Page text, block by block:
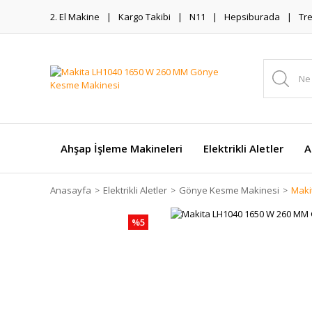
2. El Makine Kargo Takibi N11 Hepsiburada
Ahşap İşleme Makineleri Elektrikli Aletler
Anasayfa Elektrikli Aletler Gönye Kesme Makinesi
%5